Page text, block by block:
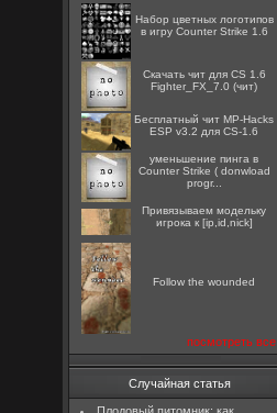
Набор цветных логотипов
в игру Counter Strike 1.6
Скачать чит для CS 1.6
Fighter_FX_7.0 (чит)
Бесплатный чит MP-Hacks
ESP v3.2 для CS-1.6
уменьшение пинга в
Counter Strike ( donwload
progr...
Привязываем модельку
игрока к [ip,id,nick]
Follow the wounded
посмотреть все
Случайная статья